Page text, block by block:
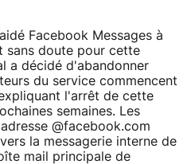
Facebook Messages à
sans doute pour cette
a décidé d'abandonner
du service commencent
l'arrêt de cette
semaines. Les
@facebook.com
la messagerie interne de
mail principale de